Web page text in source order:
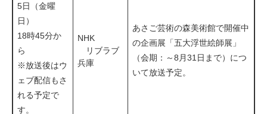
5日（金曜
日）
18時45分か
ら
​※放送後はウ
ェブ配信もさ
れる予定で
す。
​NHK
リブラブ
兵庫
あさご芸術の森美術館で開催中
の企画展「五大浮世絵師展」
（会期：～8月31日まで）につ
いて放送予定。